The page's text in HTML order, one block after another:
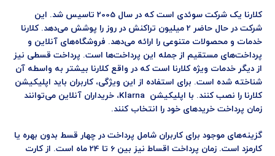
کلارنا یک شرکت سوئدی است که در سال 2005 تاسیس شد. این
شرکت در حال حاضر 2 میلیون تراکنش در روز را پوشش می‌دهد. کلارنا
خدمات و محصولات متنوعی را ارائه می‌دهد. فروشگاه‌های آنلاین و
پرداخت‌های مستقیم از جمله این پرداخت‌ها است. پرداخت قسطی نیز
از دیگر خدمات ویژه کلارنا است که در واقع کلارنا بیشتر به واسطه آن
شناخته شده است. برای استفاده از این ویژگی، کاربران باید اپلیکیشن
کلارنا را نصب کنند. با اپلیکیشن Klarna، خریداران آنلاین می‌توانند
زمان پرداخت خریدهای خود را انتخاب کنند.
گزینه‌های موجود برای کاربران شامل پرداخت در چهار قسط بدون بهره یا
کارمزد است. زمان پرداخت اقساط نیز بین 6 تا 24 ماه است. از کارت